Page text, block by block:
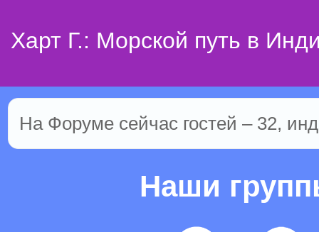
Харт Г.: Морской путь в
На Форуме сейчас гостей – 32,
Наши